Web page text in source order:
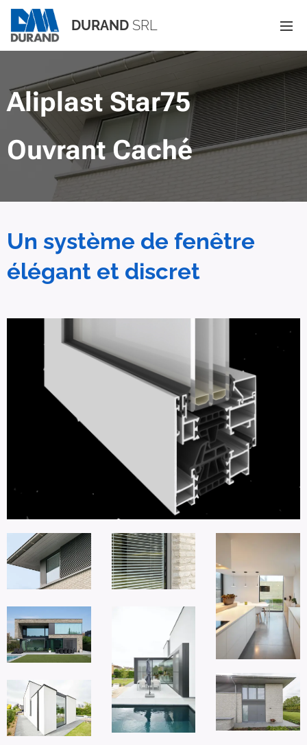
DURAND SRL
Aliplast Star75
Ouvrant Caché
Un système de fenêtre
élégant et discret